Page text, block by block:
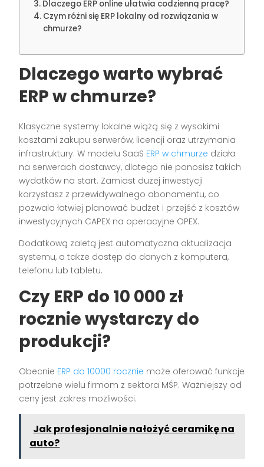
Dlaczego ERP online ułatwia codzienną pracę?
Czym różni się ERP lokalny od rozwiązania w
chmurze?
Dlaczego warto wybrać
ERP w chmurze?
Klasyczne systemy lokalne wiążą się z wysokimi
kosztami zakupu serwerów, licencji oraz utrzymania
infrastruktury. W modelu SaaS ERP w chmurze działa
na serwerach dostawcy, dlatego nie ponosisz takich
wydatków na start. Zamiast dużej inwestycji
korzystasz z przewidywalnego abonamentu, co
pozwala łatwiej planować budżet i przejść z kosztów
inwestycyjnych CAPEX na operacyjne OPEX.
Dodatkową zaletą jest automatyczna aktualizacja
systemu, a także dostęp do danych z komputera,
telefonu lub tabletu.
Czy ERP do 10 000 zł
rocznie wystarczy do
produkcji?
Obecnie ERP do 10000 rocznie może oferować funkcje
potrzebne wielu firmom z sektora MŚP. Ważniejszy od
ceny jest zakres możliwości.
Jak profesjonalnie nałożyć ceramikę na
auto?